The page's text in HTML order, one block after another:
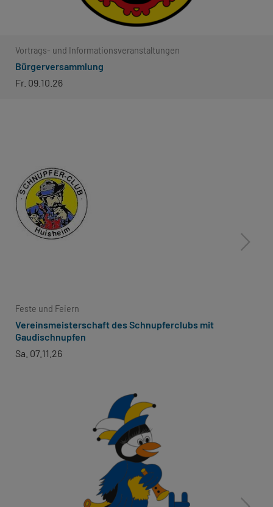
Vortrags- und Informationsveranstaltungen
Bürgerversammlung
Fr. 09.10.26
Feste und Feiern
Vereinsmeisterschaft des Schnupferclubs mit
Gaudischnupfen
Sa. 07.11.26